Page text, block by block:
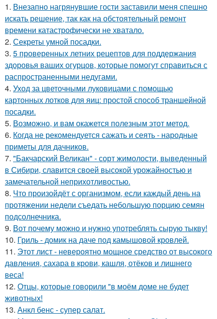
1. Внезапно нагрянувшие гости заставили меня спешно
искать решение, так как на обстоятельный ремонт
времени катастрофически не хватало.
2. Секреты умной посадки.
3. 5 проверенных летних рецептов для поддержания
здоровья ваших огурцов, которые помогут справиться с
распространенными недугами.
4. Уход за цветочными луковицами с помощью
картонных лотков для яиц: простой способ траншейной
посадки.
5. Возможно, и вам окажется полезным этот метод.
6. Когда не рекомендуется сажать и сеять - народные
приметы для дачников.
7. "Бакчарский Великан" - сорт жимолости, выведенный
в Сибири, славится своей высокой урожайностью и
замечательной неприхотливостью.
8. Что произойдёт с организмом, если каждый день на
протяжении недели съедать небольшую порцию семян
подсолнечника.
9. Вот почему можно и нужно употреблять сырую тыкву!
10. Гриль - домик на даче под камышовой кровлей.
11. Этот лист - невероятно мощное средство от высокого
давления, сахара в крови, кашля, отёков и лишнего
веса!
12. Отцы, которые говорили "в моём доме не будет
животных!
13. Анкл бенс - супер салат.